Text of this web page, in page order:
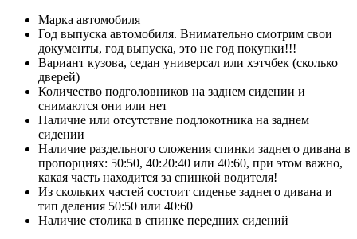
Марка автомобиля
Год выпуска автомобиля. Внимательно смотрим свои
документы, год выпуска, это не год покупки!!!
Вариант кузова, седан универсал или хэтчбек (сколько
дверей)
Количество подголовников на заднем сидении и
снимаются они или нет
Наличие или отсутствие подлокотника на заднем
сидении
Наличие раздельного сложения спинки заднего дивана в
пропорциях: 50:50, 40:20:40 или 40:60, при этом важно,
какая часть находится за спинкой водителя!
Из скольких частей состоит сиденье заднего дивана и
тип деления 50:50 или 40:60
Наличие столика в спинке передних сидений